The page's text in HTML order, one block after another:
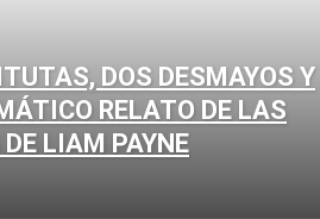
DOS DESMAYOS Y
RELATO DE LAS
LIAM PAYNE